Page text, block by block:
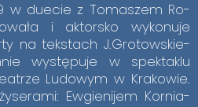
w du­ecie z To­ma­szem Ro­
i ak­tor­sko wy­ko­nu­je
na tek­stach J.Gro­tow­skie­
wy­stę­pu­je w spek­ta­klu
Lu­do­wym w Kra­ko­wie.
Ew­gie­ni­jem Kor­nia­